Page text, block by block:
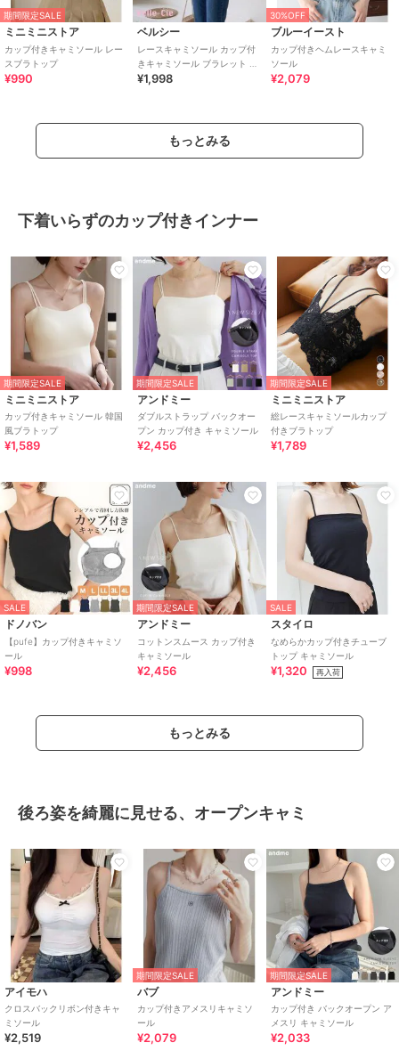
期間限定SALE
ミニミニストア
カップ付きキャミソール レー
スブラトップ
¥990
ベルシー
レースキャミソール カップ付
きキャミソール ブラレット イ
ンナーキャミソール 重ね着 韓
¥1,998
30%OFF
ブルーイースト
カップ付きヘムレースキャミ
ソール
¥2,079
もっとみる
下着いらずのカップ付きインナー
期間限定SALE
ミニミニストア
カップ付きキャミソール 韓国
風ブラトップ
¥1,589
期間限定SALE
アンドミー
ダブルストラップ バックオー
プン カップ付き キャミソール
¥2,456
期間限定SALE
ミニミニストア
総レースキャミソールカップ
付きブラトップ
¥1,789
SALE
ドノバン
【pufe】カップ付きキャミソ
ール
¥998
期間限定SALE
アンドミー
コットンスムース カップ付き
キャミソール
¥2,456
SALE
スタイロ
なめらかカップ付きチューブ
トップ キャミソール
¥1,320 再入荷
もっとみる
後ろ姿を綺麗に見せる、オープンキャミ
アイモハ
クロスバックリボン付きキャ
ミソール
¥2,519
期間限定SALE
バブ
カップ付きアメスリキャミソ
ール
¥2,079
期間限定SALE
アンドミー
カップ付き バックオープン ア
メスリ キャミソール
¥2,033